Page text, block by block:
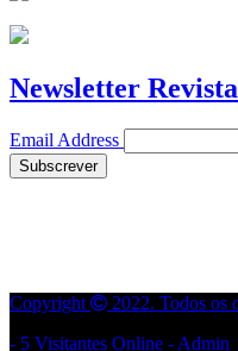
Newsletter
Email Address
Copyright
2022. Todos os
- 5 Visitantes Online - Admin